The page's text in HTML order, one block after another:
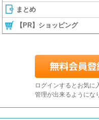
まとめ
【PR】ショッピング
ログインするとお気に
管理が出来るようにな